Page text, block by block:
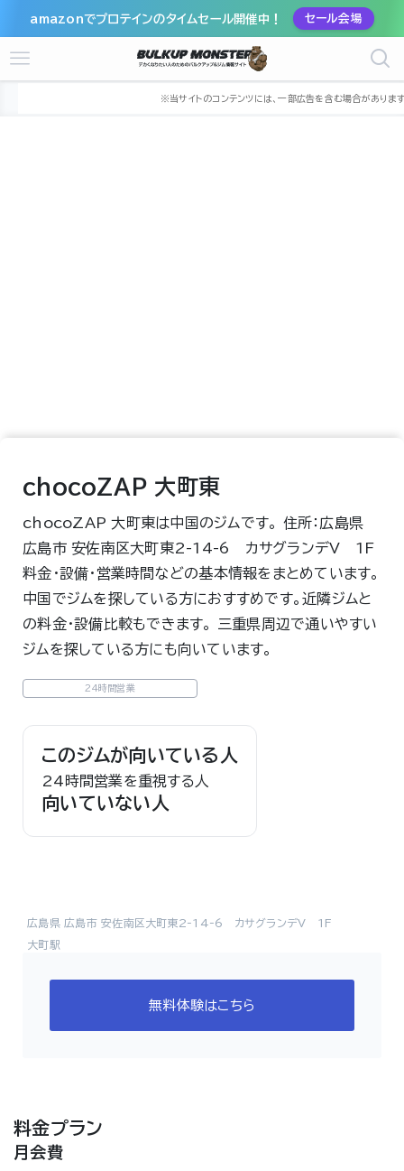
amazonでプロテインのタイムセール開催中！ セール会場
広島県 広島市 広島市安佐南区
chocoZAP 大町東
chocoZAP 大町東は中国のジムです。 住所：広島県
広島市 安佐南区大町東2-14-6 カサグランデV 1F
料金・設備・営業時間などの基本情報をまとめています。
中国でジムを探している方におすすめです。近隣ジムと
の料金・設備比較もできます。 三重県周辺で通いやすい
ジムを探している方にも向いています。
24時間営業
このジムが向いている人
24時間営業を重視する人
向いていない人
広島県 広島市 安佐南区大町東2-14-6 カサグランデV 1F
大町駅
無料体験はこちら
料金プラン
月会費